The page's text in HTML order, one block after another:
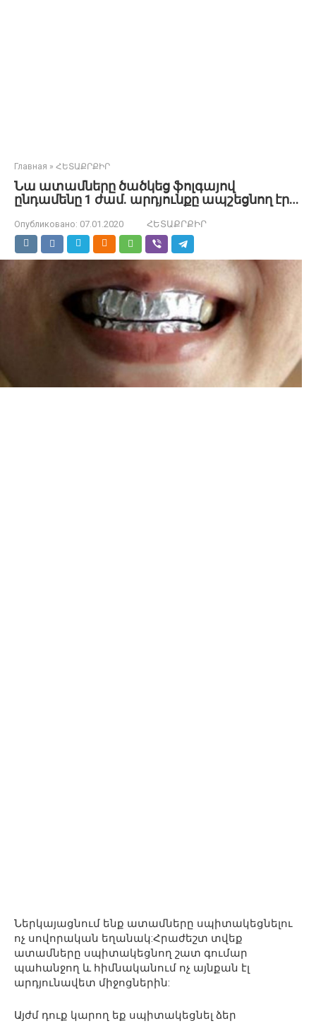
Главная » ՀԵՏԱՔՐՔԻՐ
Նա ատամները ծածկեց ֆոլգայով
ընդամենը 1 ժամ. արդյունքը ապշեցնող էր…
Опубликовано: 07.01.2020 ՀԵՏԱՔՐՔԻՐ
Ներկայացնում ենք ատամները սպիտակեցնելու
ոչ սովորական եղանակ:Հրաժեշտ տվեք
ատամները սպիտակեցնող շատ գումար
պահանջող և հիմնականում ոչ այնքան էլ
արդյունավետ միջոցներին:
Այժմ դուք կարող եք սպիտակեցնել ձեր